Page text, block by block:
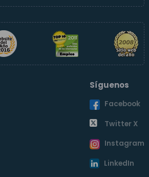
Síguenos
Facebook
Twitter X
Instagram
LinkedIn